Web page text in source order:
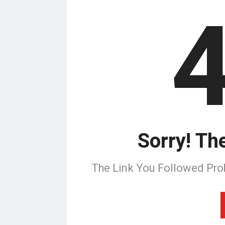
Sorry!
The Link You Followed